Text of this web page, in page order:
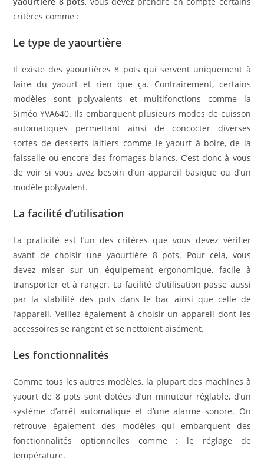
critères comme :
Le type de yaourtière
Il existe des yaourtières 8 pots qui servent uniquement à
faire du yaourt et rien que ça. Contrairement, certains
modèles sont polyvalents et multifonctions comme la
Siméo YVA640. Ils embarquent plusieurs modes de cuisson
automatiques permettant ainsi de concocter diverses
sortes de desserts laitiers comme le yaourt à boire, de la
faisselle ou encore des fromages blancs. C’est donc à vous
de voir si vous avez besoin d’un appareil basique ou d’un
modèle polyvalent.
La facilité d’utilisation
La praticité est l’un des critères que vous devez vérifier
avant de choisir une yaourtière 8 pots. Pour cela, vous
devez miser sur un équipement ergonomique, facile à
transporter et à ranger. La facilité d’utilisation passe aussi
par la stabilité des pots dans le bac ainsi que celle de
l’appareil. Veillez également à choisir un appareil dont les
accessoires se rangent et se nettoient aisément.
Les fonctionnalités
Comme tous les autres modèles, la plupart des machines à
yaourt de 8 pots sont dotées d’un minuteur réglable, d’un
système d’arrêt automatique et d’une alarme sonore. On
retrouve également des modèles qui embarquent des
fonctionnalités optionnelles comme : le réglage de
température.